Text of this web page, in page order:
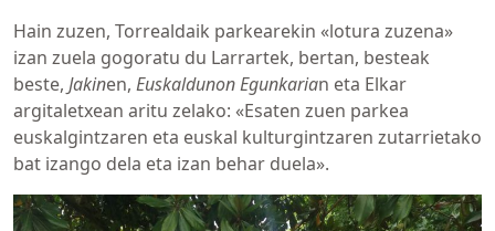
Hain zuzen, Torrealdaik parkearekin «lotura zuzena»
izan zuela gogoratu du Larrartek, bertan, besteak
beste, Jakinen, Euskaldunon Egunkarian eta Elkar
argitaletxean aritu zelako: «Esaten zuen parkea
euskalgintzaren eta euskal kulturgintzaren zutarrietako
bat izango dela eta izan behar duela».